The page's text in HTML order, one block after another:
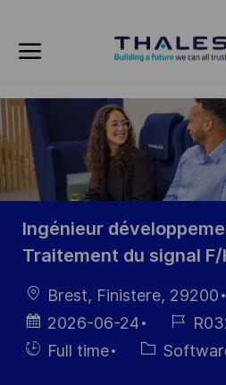
-
Ingénieur
Traitement du signal F/
LocationBrest, Finistere, 29200
Posted
Date
2026-06-24
Job
Id
HiringFull time Category